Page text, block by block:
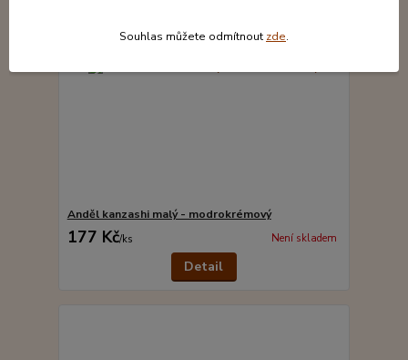
Anděl kanzashi malý - modrokrémový
177 Kč/ks Není skladem
Detail
Souhlas můžete odmítnout zde.